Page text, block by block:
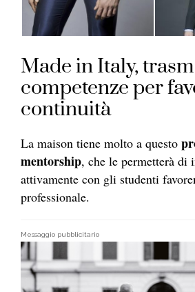
Made in Italy,
competenze per
continuità
La maison tiene molto a questo
mentorship, che le permetterà di
attivamente con gli studenti
professionale.
Messaggio pubblicitario